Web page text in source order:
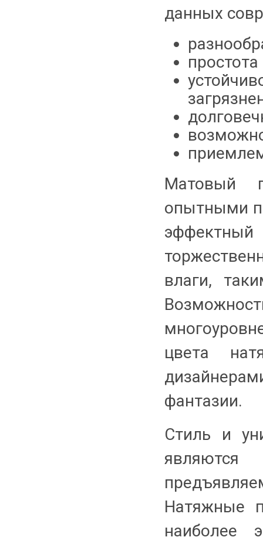
данных
Матовый
опытными
влаги,
цвета
фантазии.
Стиль и
Натяжные
наиболее